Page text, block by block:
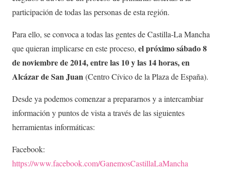
participación de todas las personas de esta región.
Para ello, se convoca a todas las gentes de Castilla-La Mancha
que quieran implicarse en este proceso, el próximo sábado 8
de noviembre de 2014, entre las 10 y las 14 horas, en
Alcázar de San Juan(Centro Cívico de la Plaza de España).
Desde ya podemos comenzar a prepararnos y a intercambiar
información y puntos de vista a través de las siguientes
herramientas informáticas:
Facebook:
https://www.facebook.com/GanemosCastillaLaMancha